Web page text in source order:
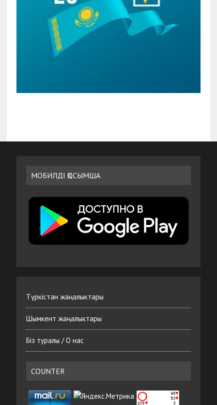
МОБИЛДІ ҚОСЫМША
Түркістан жаңалыктары
Шымкент жаңалыктары
Біз туралы / О нас
COUNTER